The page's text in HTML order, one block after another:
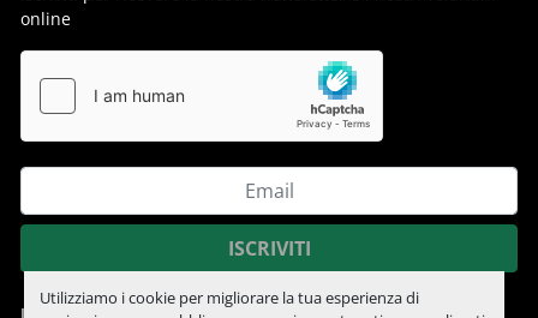
Utilizziamo i cookie per migliorare la tua esperienza di
online
ISCRIVITI